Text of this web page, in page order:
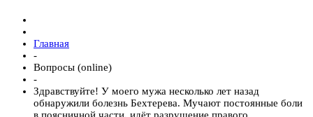
Главная
-
Вопросы (online)
-
Здравствуйте! У моего мужа несколько лет назад
обнаружили болезнь Бехтерева. Мучают постоянные боли